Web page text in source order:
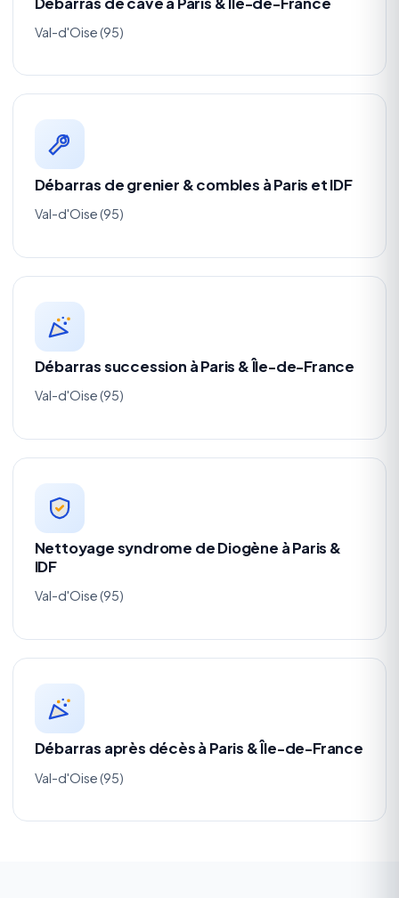
Val-d'Oise (95)
Débarras de grenier & combles à Paris et IDF
Val-d'Oise (95)
Débarras succession à Paris & Île-de-France
Val-d'Oise (95)
Nettoyage syndrome de Diogène à Paris &
IDF
Val-d'Oise (95)
Débarras après décès à Paris & Île-de-France
Val-d'Oise (95)